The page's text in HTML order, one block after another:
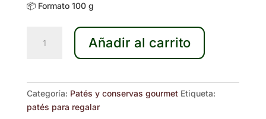
📦 Formato 100 g
cantidad
Añadir al carrito
Categoría: Patés y conservas gourmet Etiqueta:
patés para regalar